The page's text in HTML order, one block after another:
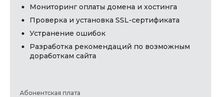
Мониторинг оплаты домена и хостинга
Проверка и установка SSL-сертификата
Устранение ошибок
Разработка рекомендаций по возможным
доработкам сайта
Абонентская плата